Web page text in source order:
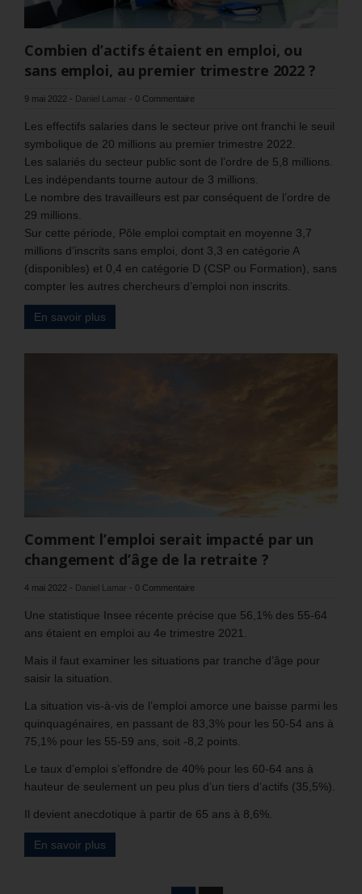
Combien d’actifs étaient en emploi, ou
sans emploi, au premier trimestre 2022 ?
9 mai 2022 - Daniel Lamar - 0 Commentaire
Les effectifs salaries dans le secteur prive ont franchi le seuil
symbolique de 20 millions au premier trimestre 2022.
Les salariés du secteur public sont de l’ordre de 5,8 millions.
Les indépendants tourne autour de 3 millions.
Le nombre des travailleurs est par conséquent de l’ordre de
29 millions.
Sur cette période, Pôle emploi comptait en moyenne 3,7
millions d’inscrits sans emploi, dont 3,3 en catégorie A
(disponibles) et 0,4 en catégorie D (CSP ou Formation), sans
compter les autres chercheurs d’emploi non inscrits.
En savoir plus
Comment l’emploi serait impacté par un
changement d’âge de la retraite ?
4 mai 2022 - Daniel Lamar - 0 Commentaire
Une statistique Insee récente précise que 56,1% des 55-64
ans étaient en emploi au 4e trimestre 2021.
Mais il faut examiner les situations par tranche d’âge pour
saisir la situation.
La situation vis-à-vis de l’emploi amorce une baisse parmi les
quinquagénaires, en passant de 83,3% pour les 50-54 ans à
75,1% pour les 55-59 ans, soit -8,2 points.
Le taux d’emploi s’effondre de 40% pour les 60-64 ans à
hauteur de seulement un peu plus d’un tiers d’actifs (35,5%).
Il devient anecdotique à partir de 65 ans à 8,6%.
En savoir plus